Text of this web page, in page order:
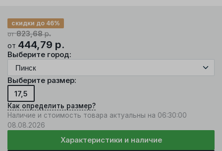
от823,68р.
скидки до 46%
от 444,79 р.
Выберите город:
Выберите размер:
17,5
Как определить размер?
Наличие и стоимость товара актуальны на 06:30:00
08.08.2026
Характеристики и наличие